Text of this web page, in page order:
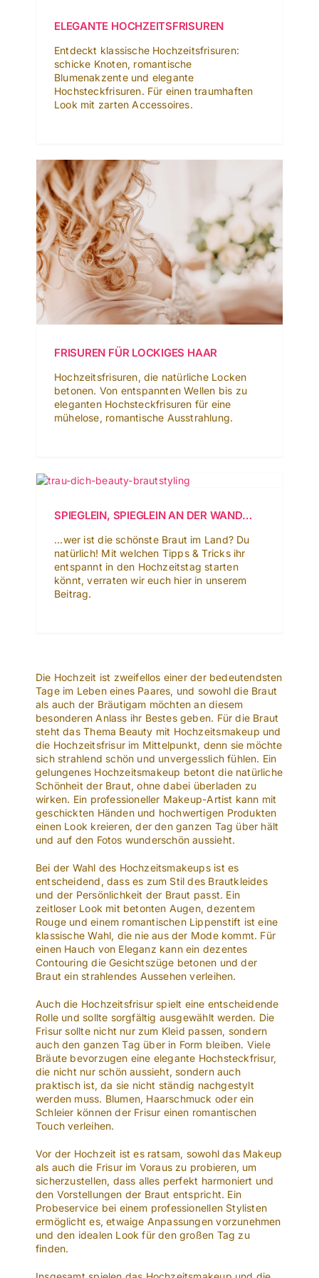
ELEGANTE HOCHZEITSFRISUREN
Entdeckt klassische Hochzeitsfrisuren:
schicke Knoten, romantische
Blumenakzente und elegante
Hochsteckfrisuren. Für einen traumhaften
Look mit zarten Accessoires.
FRISUREN FÜR LOCKIGES HAAR
Hochzeitsfrisuren, die natürliche Locken
betonen. Von entspannten Wellen bis zu
eleganten Hochsteckfrisuren für eine
mühelose, romantische Ausstrahlung.
SPIEGLEIN, SPIEGLEIN AN DER WAND…
...wer ist die schönste Braut im Land? Du
natürlich! Mit welchen Tipps & Tricks ihr
entspannt in den Hochzeitstag starten
könnt, verraten wir euch hier in unserem
Beitrag.
Die Hochzeit ist zweifellos einer der bedeutendsten
Tage im Leben eines Paares, und sowohl die Braut
als auch der Bräutigam möchten an diesem
besonderen Anlass ihr Bestes geben. Für die Braut
steht das Thema Beauty mit Hochzeitsmakeup und
die Hochzeitsfrisur im Mittelpunkt, denn sie möchte
sich strahlend schön und unvergesslich fühlen. Ein
gelungenes Hochzeitsmakeup betont die natürliche
Schönheit der Braut, ohne dabei überladen zu
wirken. Ein professioneller Makeup-Artist kann mit
geschickten Händen und hochwertigen Produkten
einen Look kreieren, der den ganzen Tag über hält
und auf den Fotos wunderschön aussieht.
Bei der Wahl des Hochzeitsmakeups ist es
entscheidend, dass es zum Stil des Brautkleides
und der Persönlichkeit der Braut passt. Ein
zeitloser Look mit betonten Augen, dezentem
Rouge und einem romantischen Lippenstift ist eine
klassische Wahl, die nie aus der Mode kommt. Für
einen Hauch von Eleganz kann ein dezentes
Contouring die Gesichtszüge betonen und der
Braut ein strahlendes Aussehen verleihen.
Auch die Hochzeitsfrisur spielt eine entscheidende
Rolle und sollte sorgfältig ausgewählt werden. Die
Frisur sollte nicht nur zum Kleid passen, sondern
auch den ganzen Tag über in Form bleiben. Viele
Bräute bevorzugen eine elegante Hochsteckfrisur,
die nicht nur schön aussieht, sondern auch
praktisch ist, da sie nicht ständig nachgestylt
werden muss. Blumen, Haarschmuck oder ein
Schleier können der Frisur einen romantischen
Touch verleihen.
Vor der Hochzeit ist es ratsam, sowohl das Makeup
als auch die Frisur im Voraus zu probieren, um
sicherzustellen, dass alles perfekt harmoniert und
den Vorstellungen der Braut entspricht. Ein
Probeservice bei einem professionellen Stylisten
ermöglicht es, etwaige Anpassungen vorzunehmen
und den idealen Look für den großen Tag zu
finden.